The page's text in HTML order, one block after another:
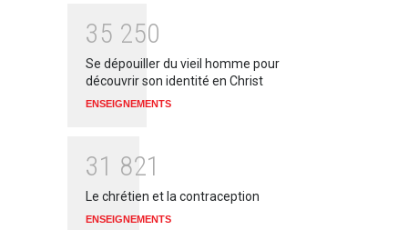
35 250
Se dépouiller du vieil homme pour
découvrir son identité en Christ
ENSEIGNEMENTS
31 821
Le chrétien et la contraception
ENSEIGNEMENTS